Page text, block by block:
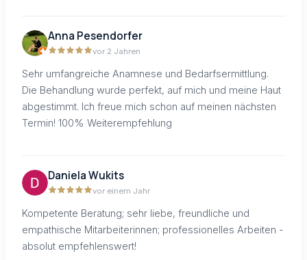
Anna Pesendorfer
vor 2 Jahren
Sehr umfangreiche Anamnese und Bedarfsermittlung.
Die Behandlung wurde perfekt, auf mich und meine Haut
abgestimmt. Ich freue mich schon auf meinen nächsten
Termin! 100% Weiterempfehlung
Daniela Wukits
vor einem Jahr
Kompetente Beratung; sehr liebe, freundliche und
empathische Mitarbeiterinnen; professionelles Arbeiten -
absolut empfehlenswert!